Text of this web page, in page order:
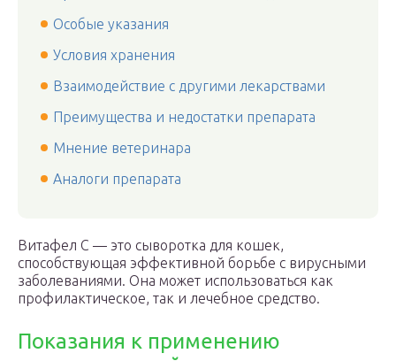
Особые указания
Условия хранения
Взаимодействие с другими лекарствами
Преимущества и недостатки препарата
Мнение ветеринара
Аналоги препарата
Витафел C — это сыворотка для кошек,
способствующая эффективной борьбе с вирусными
заболеваниями. Она может использоваться как
профилактическое, так и лечебное средство.
Показания к применению